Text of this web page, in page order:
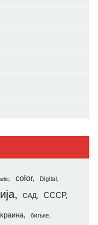
color Digital
САД СССР
биљке